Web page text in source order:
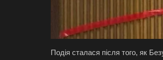
Подія сталася після того, як